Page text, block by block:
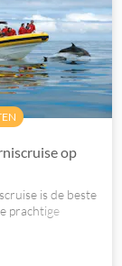
op
is de beste
prachtige
dierenleven te